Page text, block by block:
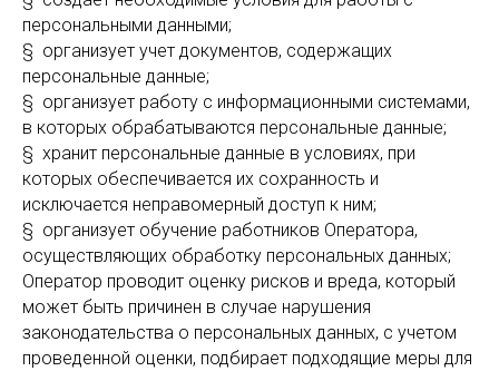
персональными данными;
§ организует учет документов, содержащих
персональные данные;
§ организует работу с информационными системами,
в которых обрабатываются персональные данные;
§ хранит персональные данные в условиях, при
которых обеспечивается их сохранность и
исключается неправомерный доступ к ним;
§ организует обучение работников Оператора,
осуществляющих обработку персональных данных;
Оператор проводит оценку рисков и вреда, который
может быть причинен в случае нарушения
законодательства о персональных данных, с учетом
проведенной оценки, подбирает подходящие меры для